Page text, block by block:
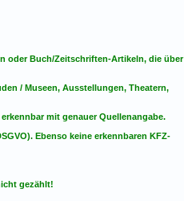
oder Buch/Zeitschriften-Artikeln, die über
/ Museen, Ausstellungen, Theatern,
mit genauer Quellenangabe.
Ebenso keine erkennbaren KFZ-
gezählt!